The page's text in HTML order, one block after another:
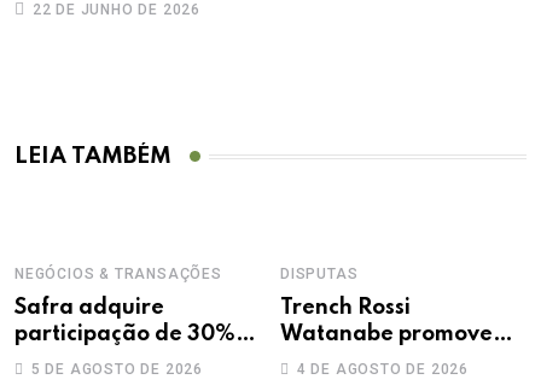
22 DE JUNHO DE 2026
LEIA TAMBÉM
NEGÓCIOS & TRANSAÇÕES
Safra adquire
participação de 30%
na Treecorp
5 DE AGOSTO DE 2026
DISPUTAS
Trench Rossi
Watanabe promove
sete advogados a
4 DE AGOSTO DE 2026